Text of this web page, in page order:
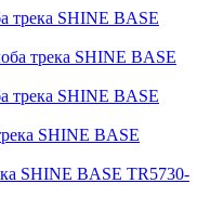
трека SHINE BASE
трека SHINE BASE
SHINE BASE TR5730-